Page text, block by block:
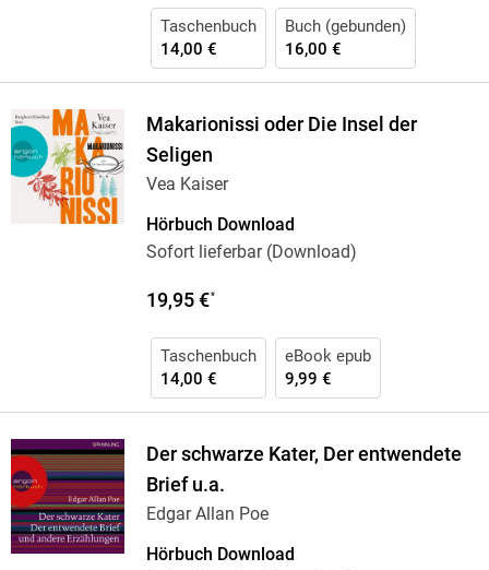
Taschenbuch
14,00 €
Buch (gebunden)
16,00 €
Makarionissi oder Die Insel der
Seligen
Vea Kaiser
Hörbuch Download
Sofort lieferbar (Download)
19,95 €*
Taschenbuch
14,00 €
eBook epub
9,99 €
Der schwarze Kater, Der entwendete
Brief u.a.
Edgar Allan Poe
Hörbuch Download